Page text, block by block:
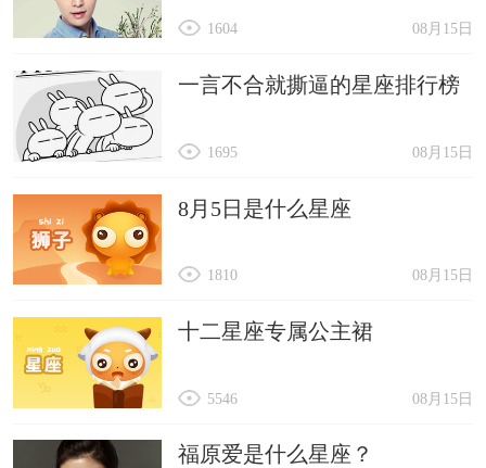
08月15日
1604
一言不合就撕逼的星座排行榜
08月15日
1695
8月5日是什么星座
08月15日
1810
十二星座专属公主裙
08月15日
5546
福原爱是什么星座？